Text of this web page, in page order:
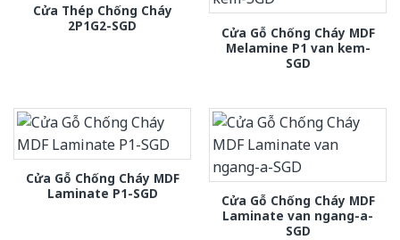
Cửa Thép Chống Cháy
2P1G2-SGD
Cửa Gỗ Chống Cháy MDF
Melamine P1 van kem-
SGD
Cửa Gỗ Chống Cháy MDF
Laminate P1-SGD
Cửa Gỗ Chống Cháy MDF
Laminate van ngang-a-
SGD